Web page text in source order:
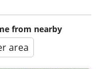
from nearby
area